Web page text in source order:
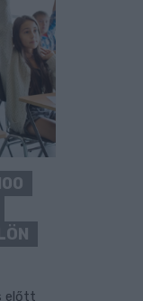
előtt